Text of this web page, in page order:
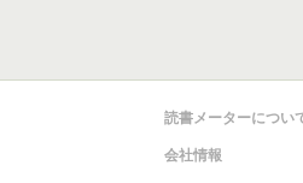
読書メーターについ
会社情報